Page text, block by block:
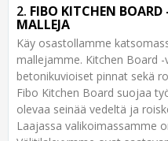
2. FIBO KITCHEN
MALLEJA
Käy osastollamme
mallejamme. Kitchen Board
betonikuvioiset pinnat sekä
Fibo Kitchen Board suojaa
olevaa seinää vedeltä ja
Laajassa valikoimassamme